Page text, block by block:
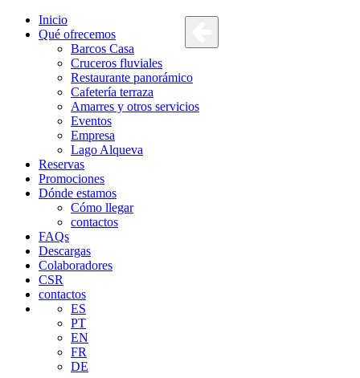
Inicio
Qué ofrecemos
Barcos Casa
Cruceros fluviales
Restaurante panorámico
Cafetería terraza
Amarres y otros servicios
Eventos
Empresa
Lago Alqueva
Reservas
Promociones
Dónde estamos
Cómo llegar
contactos
FAQs
Descargas
Colaboradores
CSR
contactos
ES
PT
EN
FR
DE